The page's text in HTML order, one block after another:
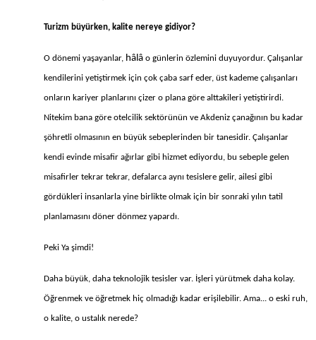
Turizm büyürken, kalite nereye gidiyor?
O dönemi yaşayanlar, hâlâ o günlerin özlemini duyuyordur. Çalışanlar
kendilerini yetiştirmek için çok çaba sarf eder, üst kademe çalışanları
onların kariyer planlarını çizer o plana göre alttakileri yetiştirirdi.
Nitekim bana göre otelcilik sektörünün ve Akdeniz çanağının bu kadar
şöhretli olmasının en büyük sebeplerinden bir tanesidir. Çalışanlar
kendi evinde misafir ağırlar gibi hizmet ediyordu, bu sebeple gelen
misafirler tekrar tekrar, defalarca aynı tesislere gelir, ailesi gibi
gördükleri insanlarla yine birlikte olmak için bir sonraki yılın tatil
planlamasını döner dönmez yapardı.
Peki Ya şimdi!
Daha büyük, daha teknolojik tesisler var. İşleri yürütmek daha kolay.
Öğrenmek ve öğretmek hiç olmadığı kadar erişilebilir. Ama... o eski ruh,
o kalite, o ustalık nerede?